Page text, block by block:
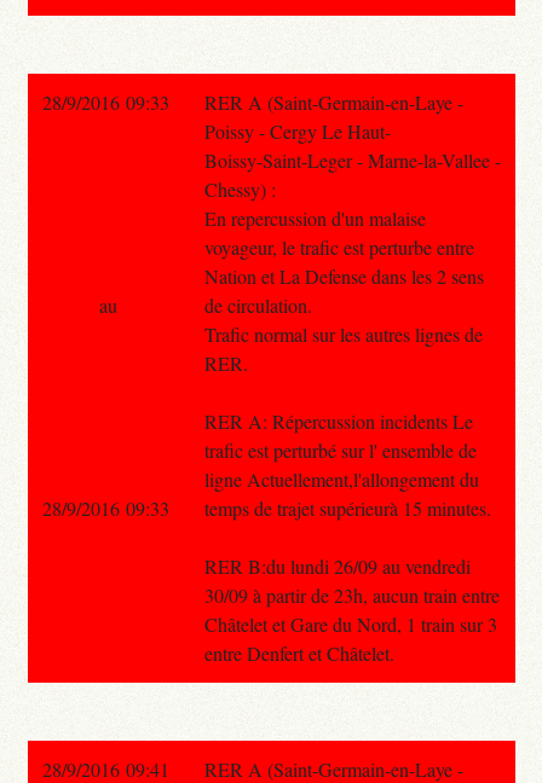
28/9/2016 09:33
RER A (Saint-Germain-en-Laye -
Poissy - Cergy Le Haut-
Boissy-Saint-Leger - Marne-la-Vallee -
Chessy) :
En repercussion d'un malaise
voyageur, le trafic est perturbe entre
Nation et La Defense dans les 2 sens
de circulation.
Trafic normal sur les autres lignes de
RER.
RER A: Répercussion incidents Le
trafic est perturbé sur l' ensemble de
ligne Actuellement,l'allongement du
temps de trajet supérieurà 15 minutes.
RER B:du lundi 26/09 au vendredi
30/09 à partir de 23h, aucun train entre
Châtelet et Gare du Nord, 1 train sur 3
entre Denfert et Châtelet.
au
28/9/2016 09:33
28/9/2016 09:41
RER A (Saint-Germain-en-Laye -